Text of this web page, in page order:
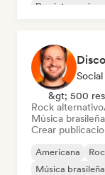
Rap
&gt; 500
Rock alternativo
Música brasileña
Crear
Americana
Música brasileña